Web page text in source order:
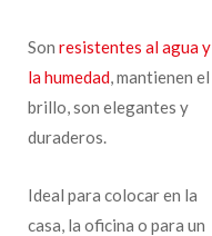
Son resistentes al agua y
la humedad, mantienen el
brillo, son elegantes y
duraderos.
Ideal para colocar en la
casa, la oficina o para un